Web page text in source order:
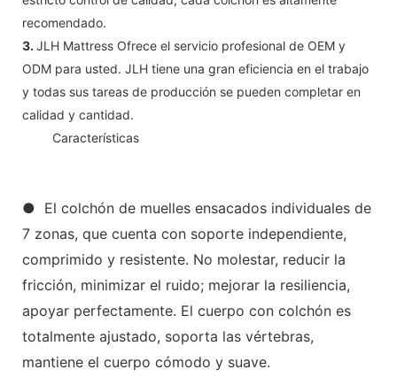
recomendado.
3. JLH Mattress Ofrece el servicio profesional de OEM y
ODM para usted. JLH tiene una gran eficiencia en el trabajo
y todas sus tareas de producción se pueden completar en
calidad y cantidad.
Características
● El colchón de muelles ensacados individuales de
7 zonas, que cuenta con soporte independiente,
comprimido y resistente. No molestar, reducir la
fricción, minimizar el ruido; mejorar la resiliencia,
apoyar perfectamente. El cuerpo con colchón es
totalmente ajustado, soporta las vértebras,
mantiene el cuerpo cómodo y suave.